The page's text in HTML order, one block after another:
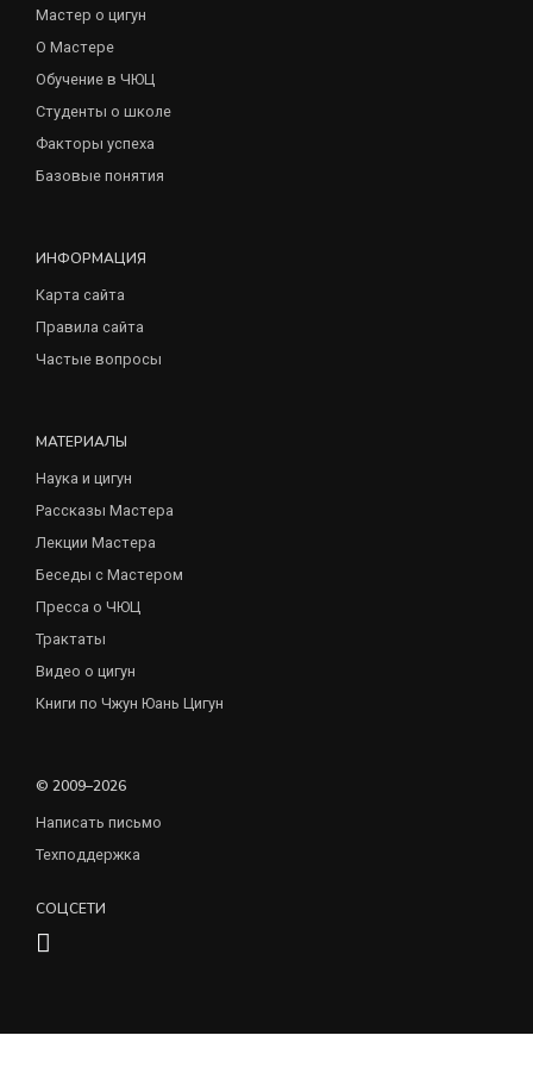
Мастер о цигун
О Мастере
Обучение в ЧЮЦ
Студенты о школе
Факторы успеха
Базовые понятия
ИНФОРМАЦИЯ
Карта сайта
Правила сайта
Частые вопросы
МАТЕРИАЛЫ
Наука и цигун
Рассказы Мастера
Лекции Мастера
Беседы с Мастером
Пресса о ЧЮЦ
Трактаты
Видео о цигун
Книги по Чжун Юань Цигун
© 2009–2026
Написать письмо
Техподдержка
СОЦСЕТИ